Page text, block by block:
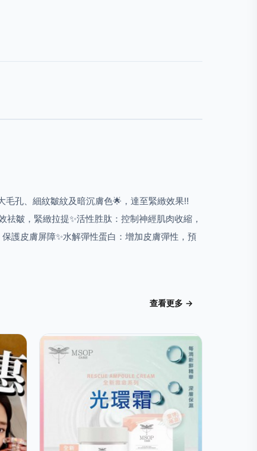
孔、細紋皺紋及暗沉膚色🌟，達至緊緻效果‼️
皺，緊緻拉提✨活性胜肽：控制神經肌肉收縮，
護皮膚屏障✨水解彈性蛋白：增加皮膚彈性，預
查看更多 →